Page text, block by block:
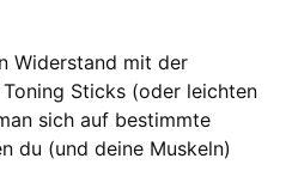
Widerstand mit der
Toning Sticks (oder leichten
sich auf bestimmte
du (und deine Muskeln)